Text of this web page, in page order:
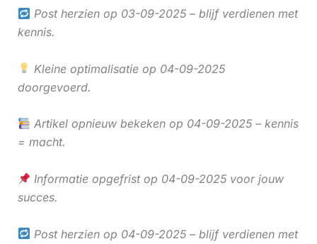
Post herzien op 03-09-2025 – blijf verdienen met
kennis.
Kleine optimalisatie op 04-09-2025
doorgevoerd.
Artikel opnieuw bekeken op 04-09-2025 – kennis
= macht.
Informatie opgefrist op 04-09-2025 voor jouw
succes.
Post herzien op 04-09-2025 – blijf verdienen met